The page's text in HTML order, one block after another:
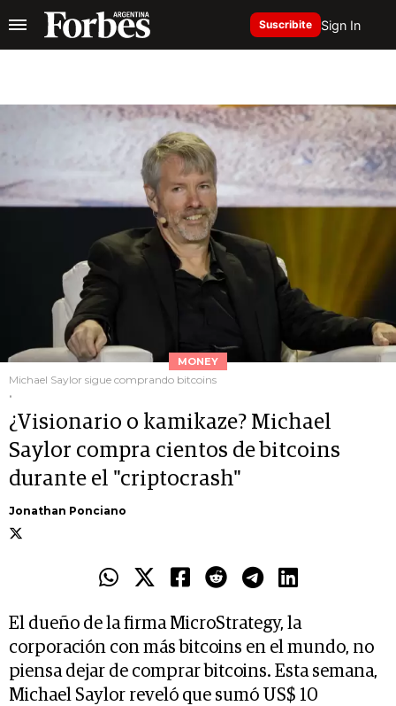
Suscribite Sign In
MONEY
Michael Saylor sigue comprando bitcoins
.
¿Visionario o kamikaze? Michael
Saylor compra cientos de bitcoins
durante el "criptocrash"
Jonathan Ponciano
El dueño de la firma MicroStrategy, la
corporación con más bitcoins en el mundo, no
piensa dejar de comprar bitcoins. Esta semana,
Michael Saylor reveló que sumó US$ 10